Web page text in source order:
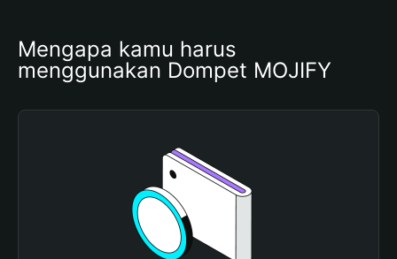
Mengapa kamu harus
menggunakan Dompet MOJIFY